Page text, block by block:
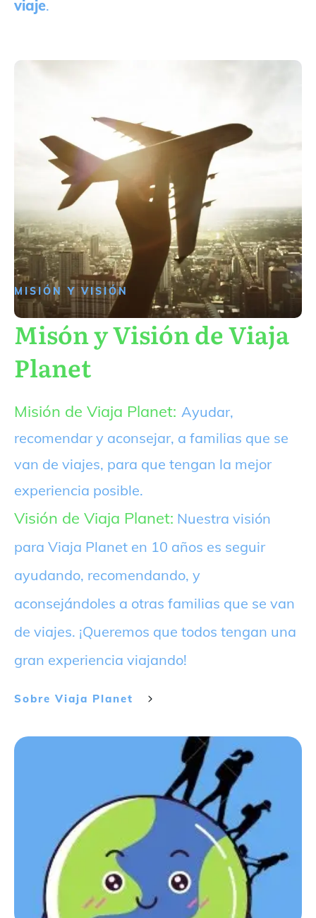
viaje.
MISIÓN Y VISIÓN
Misón y Visión de Viaja
Planet
Misión de Viaja Planet: Ayudar,
recomendar y aconsejar, a familias que se
van de viajes, para que tengan la mejor
experiencia posible.
Visión de Viaja Planet: Nuestra visión
para Viaja Planet en 10 años es seguir
ayudando, recomendando, y
aconsejándoles a otras familias que se van
de viajes. ¡Queremos que todos tengan una
gran experiencia viajando!
Sobre Viaja Planet